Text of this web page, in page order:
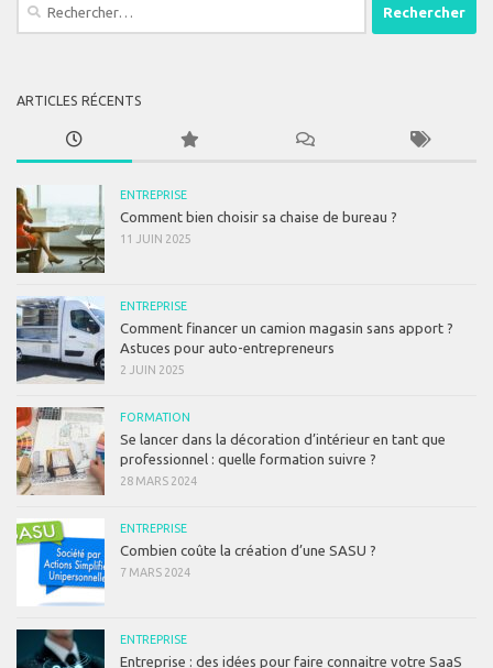
ARTICLES RÉCENTS
ENTREPRISE
Comment bien choisir sa chaise de bureau ?
11 JUIN 2025
ENTREPRISE
Comment financer un camion magasin sans apport ?
Astuces pour auto-entrepreneurs
2 JUIN 2025
FORMATION
Se lancer dans la décoration d’intérieur en tant que
professionnel : quelle formation suivre ?
28 MARS 2024
ENTREPRISE
Combien coûte la création d’une SASU ?
7 MARS 2024
ENTREPRISE
Entreprise : des idées pour faire connaitre votre SaaS